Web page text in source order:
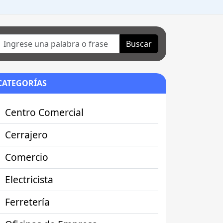
Buscar
Centro Comercial
Cerrajero
Comercio
Electricista
Ferretería